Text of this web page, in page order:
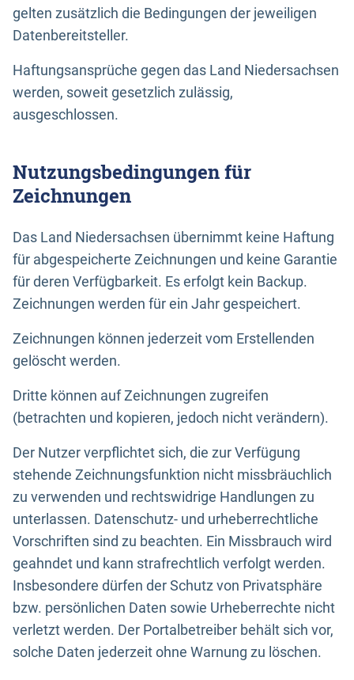
gelten zusätzlich die Bedingungen der jeweiligen
Datenbereitsteller.
Haftungsansprüche gegen das Land Niedersachsen
werden, soweit gesetzlich zulässig,
ausgeschlossen.
Nutzungsbedingungen für
Zeichnungen
Das Land Niedersachsen übernimmt keine Haftung
für abgespeicherte Zeichnungen und keine Garantie
für deren Verfügbarkeit. Es erfolgt kein Backup.
Zeichnungen werden für ein Jahr gespeichert.
Zeichnungen können jederzeit vom Erstellenden
gelöscht werden.
Dritte können auf Zeichnungen zugreifen
(betrachten und kopieren, jedoch nicht verändern).
Der Nutzer verpflichtet sich, die zur Verfügung
stehende Zeichnungsfunktion nicht missbräuchlich
zu verwenden und rechtswidrige Handlungen zu
unterlassen. Datenschutz- und urheberrechtliche
Vorschriften sind zu beachten. Ein Missbrauch wird
geahndet und kann strafrechtlich verfolgt werden.
Insbesondere dürfen der Schutz von Privatsphäre
bzw. persönlichen Daten sowie Urheberrechte nicht
verletzt werden. Der Portalbetreiber behält sich vor,
solche Daten jederzeit ohne Warnung zu löschen.